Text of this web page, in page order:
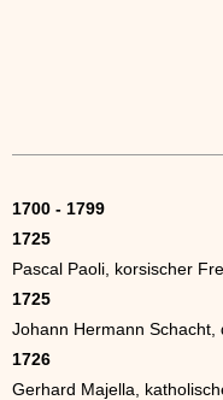
1700 - 1799
1725
Pascal Paoli, korsischer
1725
Johann Hermann
1726
Gerhard Majella,